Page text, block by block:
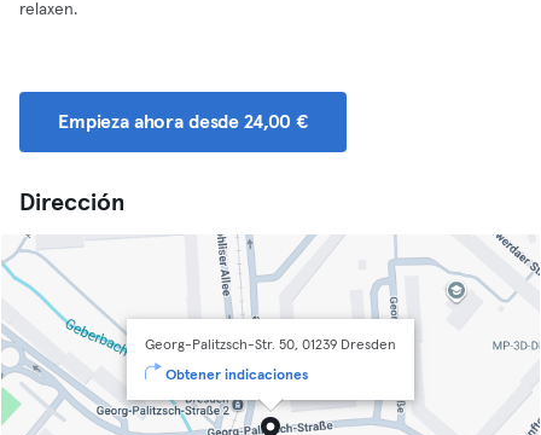
relaxen.
Empieza ahora desde 24,00 €
Dirección
Georg-Palitzsch-Str. 50, 01239 Dresden
Obtener indicaciones